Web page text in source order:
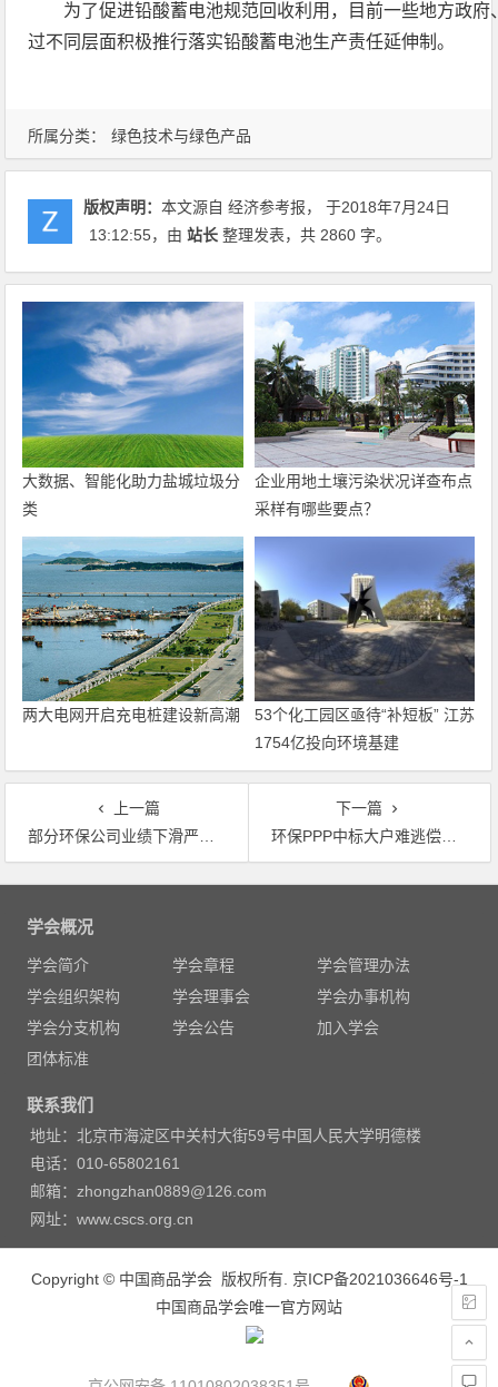
所属分类： 绿色技术与绿色产品
为了促进铅酸蓄电池规范回收利用，目前一些地方政
过不同层面积极推行落实铅酸蓄电池生产责任延伸制。
版权声明：本文源自 经济参考报， 于2018年7月24日
13:12:55，由站长 整理发表，共 2860 字。
大数据、智能化助力盐城垃圾分
类
企业用地土壤污染状况详查布点
采样有哪些要点？
两大电网开启充电桩建设新高潮
53个化工园区亟待“补短板” 江苏
1754亿投向环境基建
上一篇
部分环保公司业绩下滑严重 整合重组或是出路
下一篇
环保PPP中标大户难逃偿债压力：有金融机构见了就躲 部分企业拟卖项目求生
文
学会概况
学会简介 学会章程
学会管理办法
学会组织架构
学会理事会
学会办事机构
学会分支机构
学会公告
加入学会
团体标准
联系我们
地址：北京市海淀区中关村大街59号中国人民大学明德楼
电话：010-65802161
邮箱：zhongzhan0889@126.com
网址：www.cscs.org.cn
Copyright © 中国商品学会 版权所有. 京ICP备2021036646号-1
中国商品学会唯一官方网站